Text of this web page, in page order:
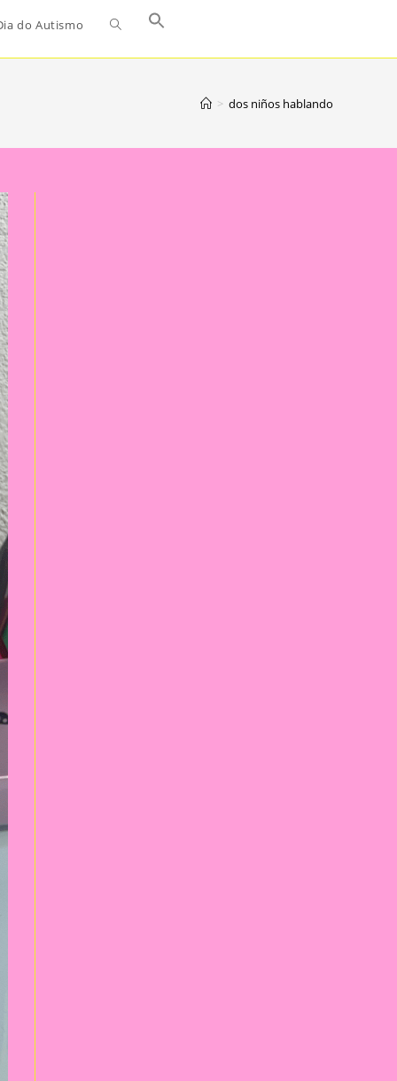
do Autismo
> dos niños hablando